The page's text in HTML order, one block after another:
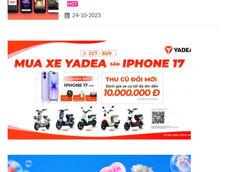
24-10-2023